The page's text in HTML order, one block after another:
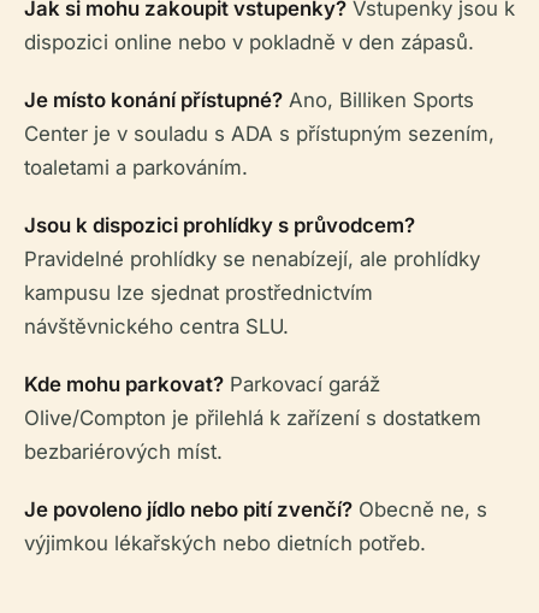
Jak si mohu zakoupit vstupenky? Vstupenky jsou k
dispozici online nebo v pokladně v den zápasů.
Je místo konání přístupné? Ano, Billiken Sports
Center je v souladu s ADA s přístupným sezením,
toaletami a parkováním.
Jsou k dispozici prohlídky s průvodcem?
Pravidelné prohlídky se nenabízejí, ale prohlídky
kampusu lze sjednat prostřednictvím
návštěvnického centra SLU.
Kde mohu parkovat? Parkovací garáž
Olive/Compton je přilehlá k zařízení s dostatkem
bezbariérových míst.
Je povoleno jídlo nebo pití zvenčí? Obecně ne, s
výjimkou lékařských nebo dietních potřeb.